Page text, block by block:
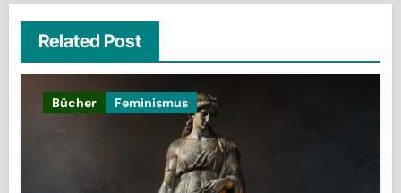
Related Post
Bücher Feminismus